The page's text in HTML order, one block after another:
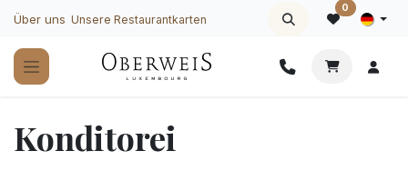
Zum Inhalt springen
Über uns Unsere Restaurantkarten
0
Konditorei